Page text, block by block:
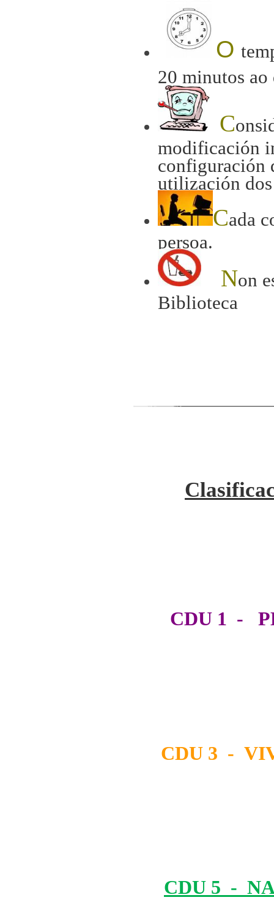
O
20 minutos ao
C
modificación
configuración
utilización dos
Cada
persoa.
Non
Biblioteca
CDU 1 -
CDU 3 -
CDU 5 -